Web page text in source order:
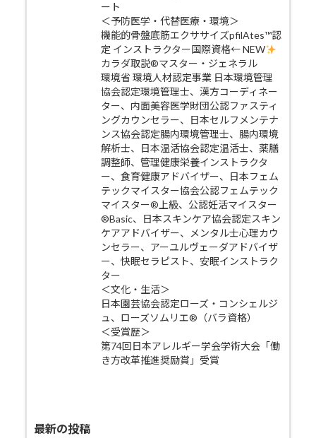
ート
＜予防医学・代替医療・環境＞
機能的骨盤底筋エクササイズpfilAtes™認
定 インストラクター国際資格← NEW
カラダ取説®マスター・ジェネラル
環境省 環境人材認定事業 日本環境管理
協会認定環境管理士、漢方コーディネー
ター、内面美容医学財団公認ファスティ
ングカウンセラー、日本セルフメンテナ
ンス協会認定腸内環境管理士、腸内環境
解析士、日本温活協会認定温活士、薬膳
調整師、管理健康栄養インストラクタ
ー、食育健康アドバイザー、日本フェム
テックマイスター協会公認フェムテック
マイスター®上級、公認妊活マイスター
®Basic、日本スキンケア協会認定スキン
ケアアドバイザー、メンタル士心理カウ
ンセラー、アーユルヴェーダアドバイザ
ー、快眠セラピスト、安眠インストラク
ター
＜文化・生活＞
日本園芸協会認定ローズ・コンシェルジ
ュ、ローズソムリエ®（バラ資格）
＜受賞歴＞
第74回日本アレルギー学会学術大会「働
き方改革推進奨励賞」受賞
最新の投稿